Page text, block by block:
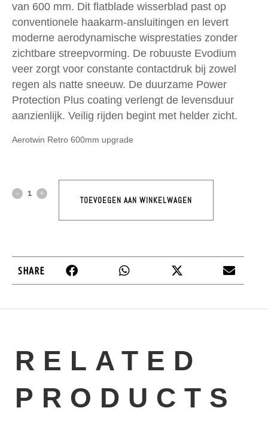
van 600 mm. Dit flatblade wisserblad past op
conventionele haakarm-ansluitingen en levert
moderne aerodynamische wisprestaties zonder
zichtbare streepvorming. De robuuste Evodium
veer zorgt voor constante contactdruk bij zowel
regen als natte sneeuw. De duurzame Power
Protection Plus coating verlengt de levensduur
aanzienlijk. Veilig rijden begint met helder zicht.
Aerotwin Retro 600mm upgrade
TOEVOEGEN AAN WINKELWAGEN
SHARE
RELATED
PRODUCTS